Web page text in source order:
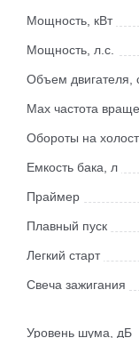
Мощность, кВт
Мощность, л.с.
Объем двигателя,
Мах частота
Обороты на
Емкость бака, л
Праймер
Плавный пуск
Легкий старт
Свеча зажигания
Уровень шума, дБ